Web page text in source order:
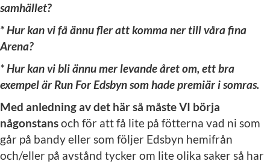
samhället?
* Hur kan vi få ännu fler att komma ner till våra fina
Arena?
* Hur kan vi bli ännu mer levande året om, ett bra
exempel är Run For Edsbyn som hade premiär i somras.
Med anledning av det här så måste VI börja
någonstansoch för att få lite på fötterna vad ni som
går på bandy eller som följer Edsbyn hemifrån
och/eller på avstånd tycker om lite olika saker så har